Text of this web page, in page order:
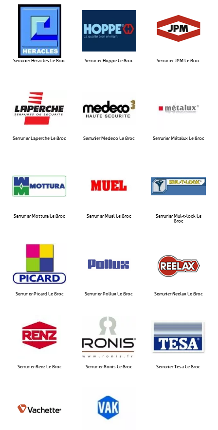
Serrurier Heracles Le Broc​ Serrurier Hoppe Le Broc​ Serrurier JPM Le Broc​
Serrurier Laperche Le Broc​ Serrurier Medeco Le Broc​ Serrurier Métalux Le Broc​
Serrurier Mottura Le Broc​ Serrurier Muel Le Broc​
Serrurier Mul-t-lock Le
Broc​
Serrurier Picard Le Broc Serrurier Pollux Le Broc​ Serrurier Reelax Le Broc​
Serrurier Renz Le Broc Serrurier Ronis Le Broc Serrurier Tesa Le Broc